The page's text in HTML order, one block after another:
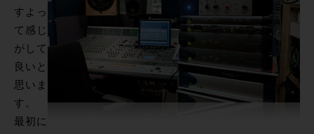
すよっ
て感じ
がして
良いと
思いま
す。
最初に